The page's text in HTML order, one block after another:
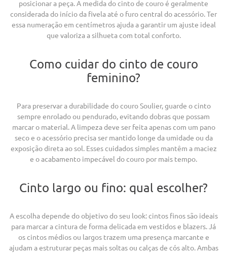
posicionar a peça. A medida do cinto de couro é geralmente
considerada do início da fivela até o furo central do acessório. Ter
essa numeração em centímetros ajuda a garantir um ajuste ideal
que valoriza a silhueta com total conforto.
Como cuidar do cinto de couro
feminino?
Para preservar a durabilidade do couro Soulier, guarde o cinto
sempre enrolado ou pendurado, evitando dobras que possam
marcar o material. A limpeza deve ser feita apenas com um pano
seco e o acessório precisa ser mantido longe da umidade ou da
exposição direta ao sol. Esses cuidados simples mantêm a maciez
e o acabamento impecável do couro por mais tempo.
Cinto largo ou fino: qual escolher?
A escolha depende do objetivo do seu look: cintos finos são ideais
para marcar a cintura de forma delicada em vestidos e blazers. Já
os cintos médios ou largos trazem uma presença marcante e
ajudam a estruturar peças mais soltas ou calças de cós alto. Ambas